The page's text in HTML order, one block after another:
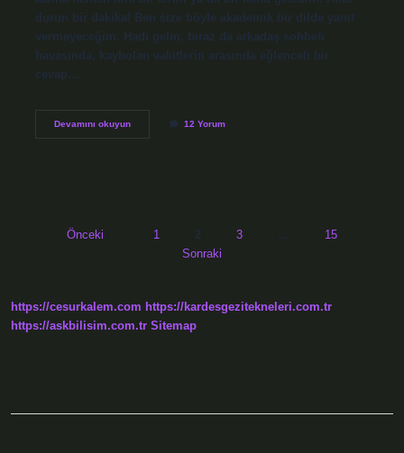
durun bir dakika! Ben size böyle akademik bir dilde yanıt
vermeyeceğim. Hadi gelin, biraz da arkadaş sohbeti
havasında, kaybolan vakitlerin arasında eğlenceli bir
cevap…
Devamını okuyunAlak
12 Yorum
YazıÖnceki 1 2 3 …
15
Sonraki
https://cesurkalem.com https://kardesgezitekneleri.com.tr
https://askbilisim.com.tr Sitemap